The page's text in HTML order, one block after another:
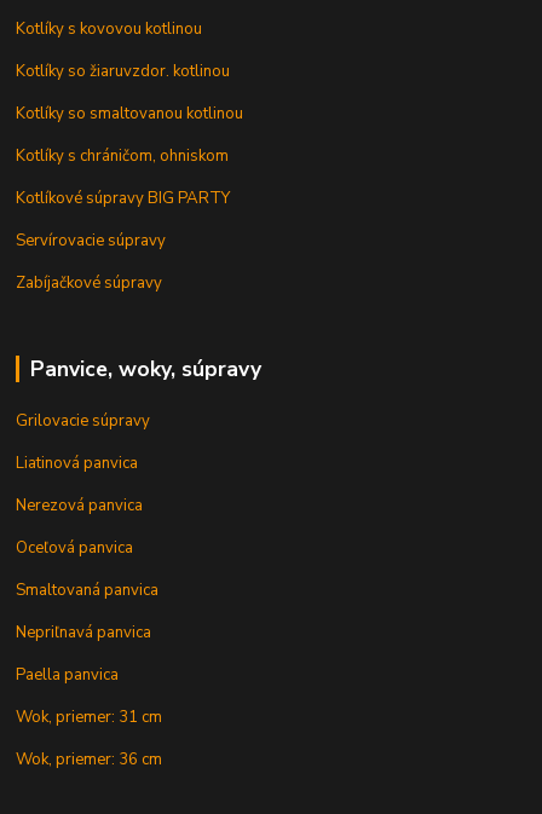
Kotlíky s kovovou kotlinou
Kotlíky so žiaruvzdor. kotlinou
Kotlíky so smaltovanou kotlinou
Kotlíky s chráničom, ohniskom
Kotlíkové súpravy BIG PARTY
Servírovacie súpravy
Zabíjačkové súpravy
Panvice, woky, súpravy
Grilovacie súpravy
Liatinová panvica
Nerezová panvica
Oceľová panvica
Smaltovaná panvica
Nepriľnavá panvica
Paella panvica
Wok, priemer: 31 cm
Wok, priemer: 36 cm